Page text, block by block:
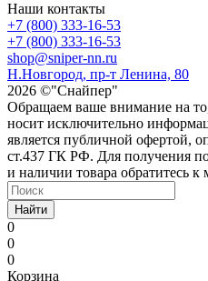
Наши контакты
+7 (800) 333-16-53
+7 (800) 333-16-53
shop@sniper-nn.ru
Н.Новгород, пр-т Ленина, 80
2026 ©"Снайпер"
Обращаем ваше внимание на
носит исключительно
является публичной офертой,
ст.437 ГК РФ. Для получения
и наличии товара обратитесь
Найти
0
0
0
Корзина